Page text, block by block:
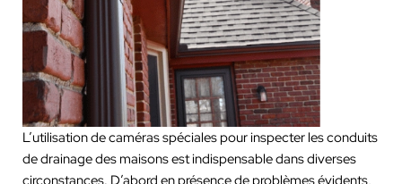
L’utilisation de caméras spéciales pour inspecter les conduits
de drainage des maisons est indispensable dans diverses
circonstances. D’abord en présence de problèmes évidents,